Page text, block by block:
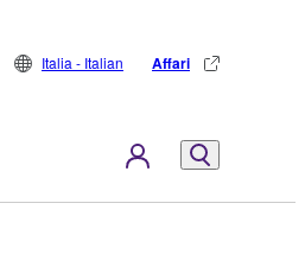
Italia - Italian Affari